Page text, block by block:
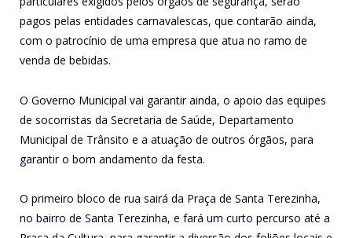
pagos pelas entidades carnavalescas, que contarão ainda,
com o patrocínio de uma empresa que atua no ramo de
venda de bebidas.
O Governo Municipal vai garantir ainda, o apoio das equipes
de socorristas da Secretaria de Saúde, Departamento
Municipal de Trânsito e a atuação de outros órgãos, para
garantir o bom andamento da festa.
O primeiro bloco de rua sairá da Praça de Santa Terezinha,
no bairro de Santa Terezinha, e fará um curto percurso até a